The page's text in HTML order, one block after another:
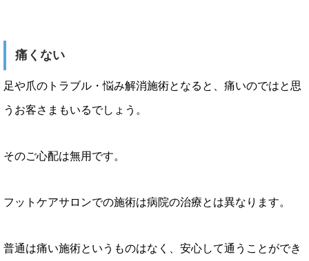
痛くない
足や爪のトラブル・悩み解消施術となると、痛いのではと思
うお客さまもいるでしょう。
そのご心配は無用です。
フットケアサロンでの施術は病院の治療とは異なります。
普通は痛い施術というものはなく、安心して通うことができ